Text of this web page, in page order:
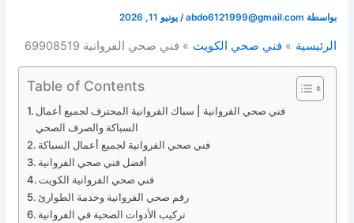
بواسطة abdo6121999@gmail.com
/يونيو 11, 2026
الرئيسية فني صحي الكويت فني صحي الفروانية 69908519
Table of Contents
فني صحي الفروانية | سباك الفروانية المحترف لجميع أعمال
السباكة والصرف الصحي
فني صحي الفروانية لجميع أعمال السباكة
أفضل فني صحي الفروانية
فني صحي الفروانية الكويت
رقم صحي الفروانية وخدمة الطوارئ
تركيب الأدوات الصحية في الفروانية